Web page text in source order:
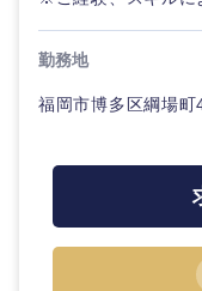
勤務地
福岡市博多区綱場